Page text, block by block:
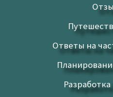
Ответы на